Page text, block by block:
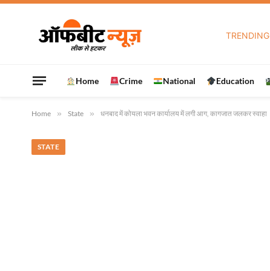
TRENDING
Home Crime National Education
Home » State » धनबाद में कोयला भवन कार्यालय में लगी आग, कागजात जलकर स्वाहा
STATE